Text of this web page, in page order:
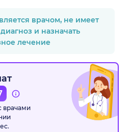
врачом, не имеет
и назначать
лечение
врачами